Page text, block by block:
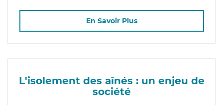
En Savoir Plus
L'isolement des aînés : un enjeu de
société